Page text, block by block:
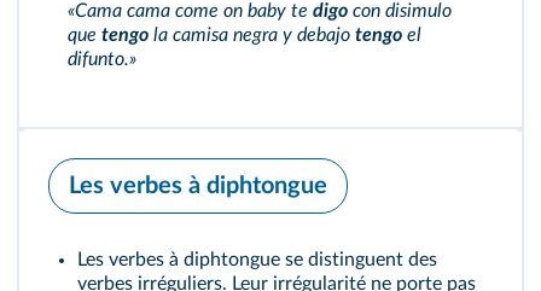
«Cama cama come on baby te digo con disimulo
que tengo la camisa negra y debajo tengo el
difunto.»
Les verbes à diphtongue
Les verbes à diphtongue se distinguent des
verbes irréguliers. Leur irrégularité ne porte pas